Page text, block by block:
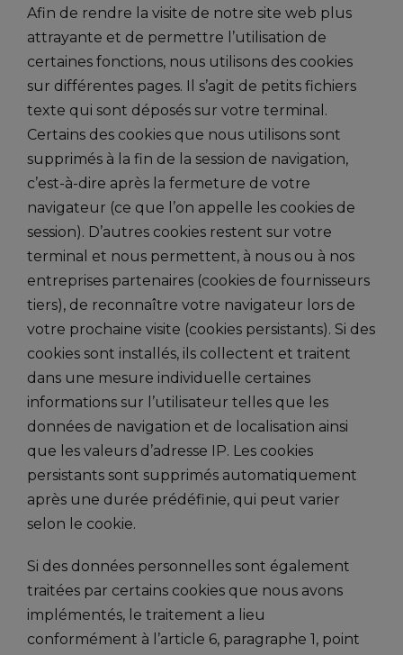
Afin de rendre la visite de notre site web plus
attrayante et de permettre l’utilisation de
certaines fonctions, nous utilisons des cookies
sur différentes pages. Il s’agit de petits fichiers
texte qui sont déposés sur votre terminal.
Certains des cookies que nous utilisons sont
supprimés à la fin de la session de navigation,
c’est-à-dire après la fermeture de votre
navigateur (ce que l’on appelle les cookies de
session). D’autres cookies restent sur votre
terminal et nous permettent, à nous ou à nos
entreprises partenaires (cookies de fournisseurs
tiers), de reconnaître votre navigateur lors de
votre prochaine visite (cookies persistants). Si des
cookies sont installés, ils collectent et traitent
dans une mesure individuelle certaines
informations sur l’utilisateur telles que les
données de navigation et de localisation ainsi
que les valeurs d’adresse IP. Les cookies
persistants sont supprimés automatiquement
après une durée prédéfinie, qui peut varier
selon le cookie.
Si des données personnelles sont également
traitées par certains cookies que nous avons
implémentés, le traitement a lieu
conformément à l’article 6, paragraphe 1, point